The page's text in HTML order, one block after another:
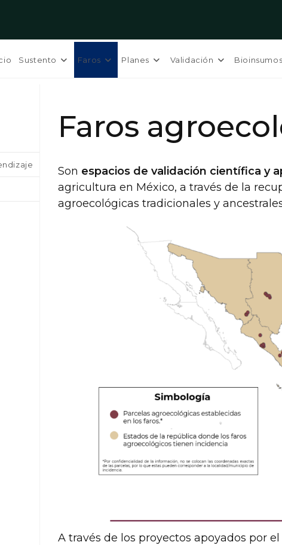
Sustento Faros Planes Validación Bioinsumos
Faros
Son espacios de validación científica y
agricultura en México, a través de la
agroecológicas tradicionales y
A través de los proyectos apoyados por